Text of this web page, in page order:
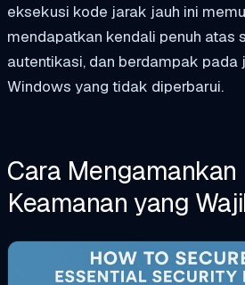
eksekusi kode jarak jauh ini
mendapatkan kendali penuh atas
autentikasi, dan berdampak pada
Windows yang tidak diperbarui.
Cara
Keamanan yang